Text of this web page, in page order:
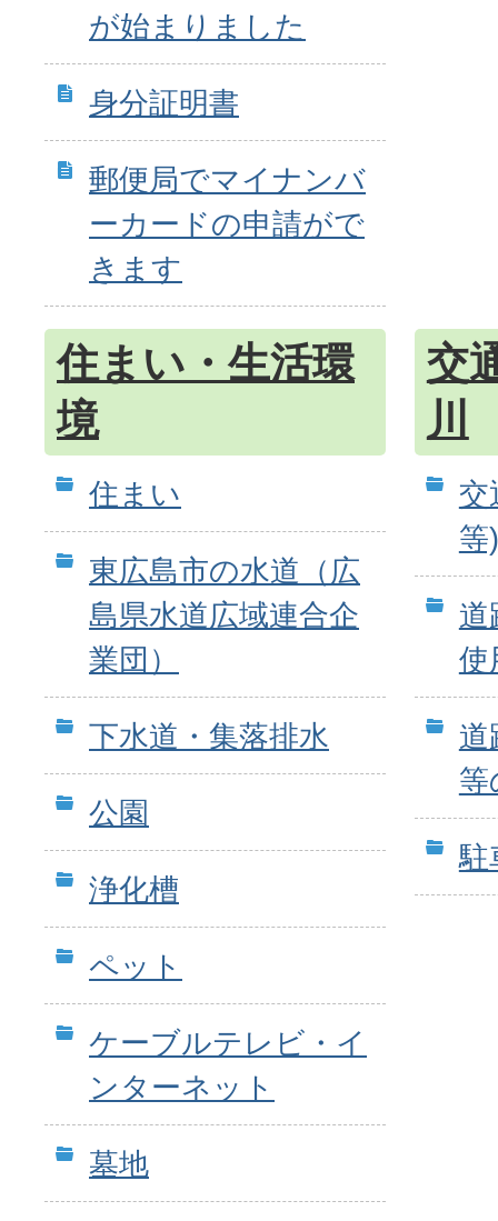
が始まりました
身分証明書
郵便局でマイナンバ
ーカードの申請がで
きます
住まい・生活環
境
住まい
東広島市の水道（広
島県水道広域連合企
業団）
下水道・集落排水
公園
浄化槽
ペット
ケーブルテレビ・イ
ンターネット
墓地
交
川
交
等)
道
使
道
等
駐